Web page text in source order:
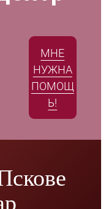
МНЕ
НУЖНА
ПОМОЩ
Ь!